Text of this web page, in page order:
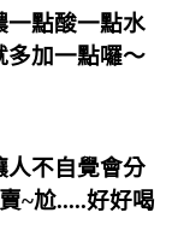
一點酸一點水
多加一點囉～
人不自覺會分
~尬.....好好喝